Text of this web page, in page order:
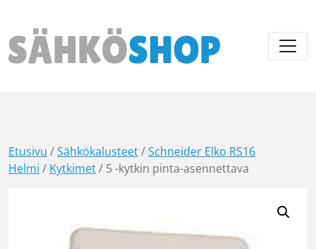
Päävalikko
Etusivu /Sähkökalusteet/Schneider Elko RS16
Helmi / Kytkimet/ 5 -kytkin pinta-asennettava